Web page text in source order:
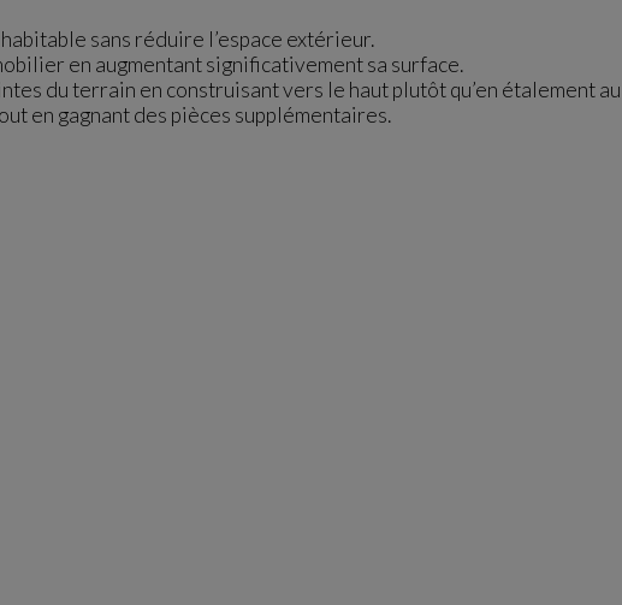
sans réduire l’espace extérieur.
en augmentant significativement sa surface.
du terrain en construisant vers le haut plutôt qu’en étalement
en gagnant des pièces supplémentaires.